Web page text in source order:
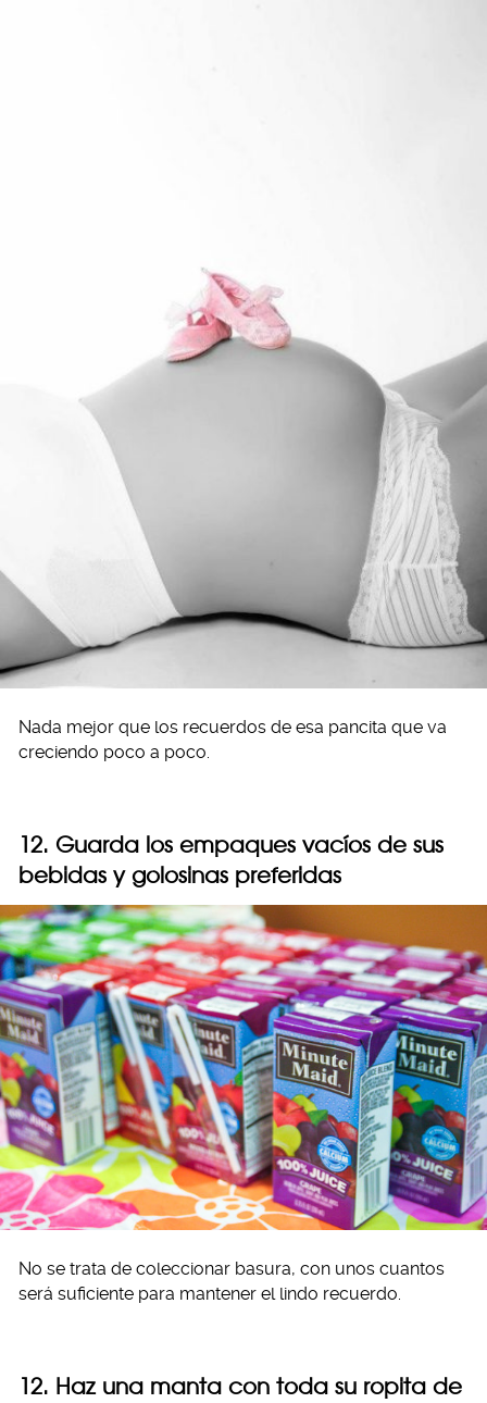
Nada mejor que los recuerdos de esa pancita que va
creciendo poco a poco.
12. Guarda los empaques vacíos de sus
bebidas y golosinas preferidas
No se trata de coleccionar basura, con unos cuantos
será suficiente para mantener el lindo recuerdo.
12. Haz una manta con toda su ropita de